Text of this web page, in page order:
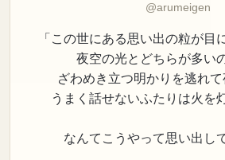
@arumeigen
「この世にある思い出の粒が目
夜空の光とどちらが多い
ざわめき立つ明かりを逃れて
うまく話せないふたりは火を
なんてこうやって思い出し